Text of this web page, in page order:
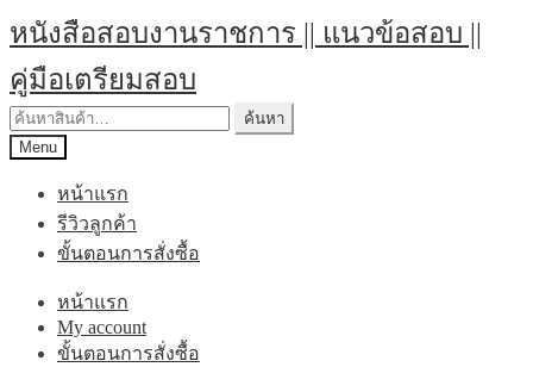
Skip
to
navigation
Skip
to
content
หนังสือสอบงานราชการ || แนวข้อสอบ ||
คู่มือเตรียมสอบ
ค้นหา:
ค้นหา
Menu
หน้าแรก
รีวิวลูกค้า
ขั้นตอนการสั่งซื้อ
หน้าแรก
My account
ขั้นตอนการสั่งซื้อ